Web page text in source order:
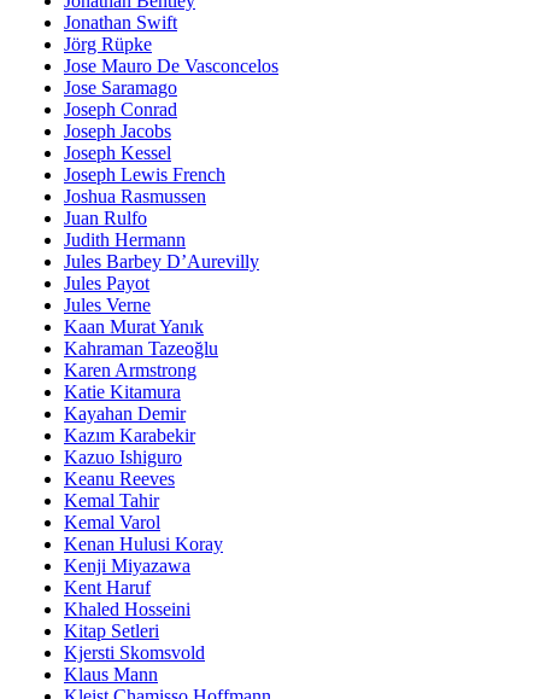
Jonathan Swift
Jörg Rüpke
Jose Mauro De Vasconcelos
Jose Saramago
Joseph Conrad
Joseph Jacobs
Joseph Kessel
Joseph Lewis French
Joshua Rasmussen
Juan Rulfo
Judith Hermann
Jules Barbey D’Aurevilly
Jules Payot
Jules Verne
Kaan Murat Yanık
Kahraman Tazeoğlu
Karen Armstrong
Katie Kitamura
Kayahan Demir
Kazım Karabekir
Kazuo Ishiguro
Keanu Reeves
Kemal Tahir
Kemal Varol
Kenan Hulusi Koray
Kenji Miyazawa
Kent Haruf
Khaled Hosseini
Kitap Setleri
Kjersti Skomsvold
Klaus Mann